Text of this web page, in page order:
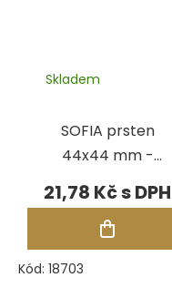
SOFIA prsten
44x44 mm -
RŮŽOVÁ/SRDCE
Skladem
21,78 Kč
Kód: 18703